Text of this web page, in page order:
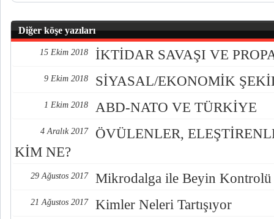
Diğer köşe yazıları
15 Ekim 2018 İKTİDAR SAVAŞI VE
9 Ekim 2018 SİYASAL/EKONOMİK
1 Ekim 2018 ABD-NATO VE TÜRKİYE
4 Aralık 2017
ÖVÜLENLER,
KİM NE?
29 Ağustos 2017 Mikrodalga ile Beyin Kontrolü
21 Ağustos 2017 Kimler Neleri Tartışıyor